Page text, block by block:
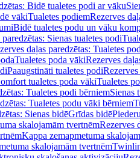
Bidē tualetes podi ar vāku
vākiTualetes podiemRezerves
Bidē tualetes podu un vāku
Sienas tualetes podi
daļas paredzētas: Tualetes
Tualetes poda vākiRezerves
Paaugstināti tualetes podi
tualetes poda vākiTualetes
Tualetes podi bērniemSienas
Tualetes podu vāki bērniem
Sienas bidēGrīdas bidē
skalojamām tvertnēmRezerves
Kappa zemapmetuma
skalojamām tvertnēm